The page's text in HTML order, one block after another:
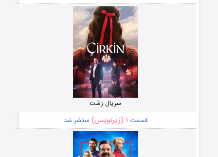
سریال زشت
قسمت ۱ (زیرنویس) منتشر شد